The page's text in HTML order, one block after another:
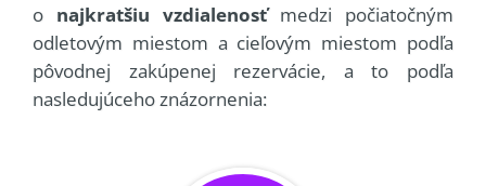
o najkratšiu vzdialenosťmedzi počiatočným
odletovým miestom a cieľovým miestom podľa
pôvodnej zakúpenej rezervácie, a to podľa
nasledujúceho znázornenia: